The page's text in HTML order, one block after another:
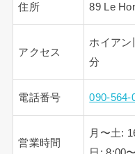
住所 89 Le
アクセス
ホイアン
分
電話番号 090-564-
営業時間
月〜土: